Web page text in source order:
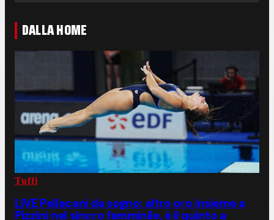
DALLA HOME
Tuffi
LIVE Pellacani da sogno: altro oro insieme a
Pizzini nel sincro femminile, è il quinto a